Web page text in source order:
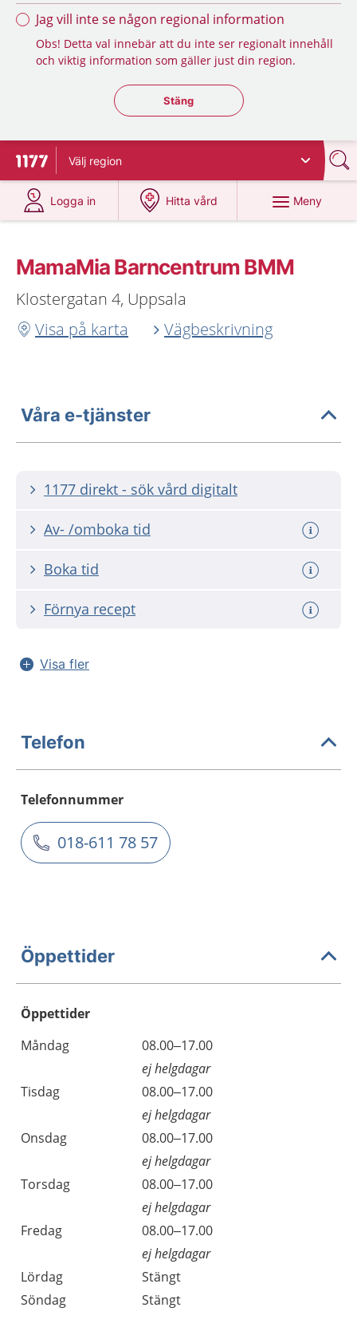
Jag vill inte se någon regional information
Obs! Detta val innebär att du inte ser regionalt innehåll
och viktig information som gäller just din region.
Stäng regionsväljaren
Stäng
Till startsidan för 1177
Välj region
Logga in
på 1177.se
Hitta vård
på 1177.se
Meny
MamaMia Barncentrum BMM
Klostergatan 4, Uppsala
Visa på karta
Vägbeskrivning
Våra e-tjänster
1177 direkt - sök vård digitalt
Av- /omboka tid
Boka tid
Förnya recept
Visa fler
Telefon
Telefonnummer
018-611 78 57
Öppettider
Öppettider
Dag
Öppettider
Kommentarer
Måndag
08.00–17.00
ej helgdagar
Tisdag
08.00–17.00
ej helgdagar
Onsdag
08.00–17.00
ej helgdagar
Torsdag
08.00–17.00
ej helgdagar
Fredag
08.00–17.00
ej helgdagar
Lördag
Stängt
Söndag
Stängt